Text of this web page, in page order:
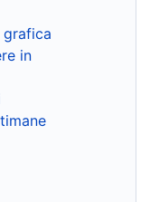
grafica
in